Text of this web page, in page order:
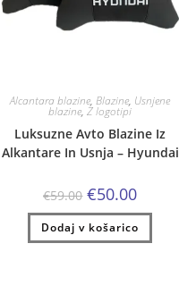
Alcantara blazine,Blazine, Usnjene
blazine,Z logotipi
Luksuzne Avto Blazine Iz
Alkantare In Usnja – Hyundai
€59.00 Izvirna
cena
je
bila:
€59.00.
€50.00Trenutna
je:
€50.00.
Dodaj v košarico